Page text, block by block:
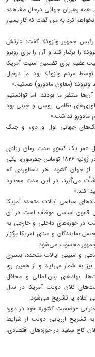
همه رهبران جهانی درحال مشاهده
کرد به من گفت که کار بسیار
رئیس جمهور ونزوئلا گفت: «ارتش
را برکنار کند و آن را برای روبرو
عظیم برای تضمین امنیت آمریکا
مردم ونزوئلا بود. ما درحال
(معاون مادورو) هستیم.»
منتظر ما بودند. اما توانستیم
نظامی روسی و چینی بود
مادورو نداشت.»
جهانی اول و دوم و جنگ
به‌عنوان طول عمر یک کشور، مدت زمان زیادی
باشد اما در مقابل تاریخ، زمان بسیار اندکی است. در ژوئیه ۱۸۲۶ توماس جفرسون، یکی
از جهان گشود. هر دستاوردی که
می‌گیرد، در این مدت محدود
کند.»
سیاسی ایالات متحده آمریکا
قانون اساسی موظف است در آن
در حوزه‌های داخلی و خارجی به
نمایندگان و سنای آمریکا برگزار
محسوب می‌شود.
و امنیتی ایالات متحده، بستری
به شمار می‌آید و از همین رو،
نهادهای بین‌المللی و محافل
کلان دولت آمریکا در سال
اعلام یا تشریح می‌شود.
«وضعیت کشور» خود در دوره
تشریح ارزیابی دولت از شرایط
کاخ سفید در حوزه‌های اقتصادی،